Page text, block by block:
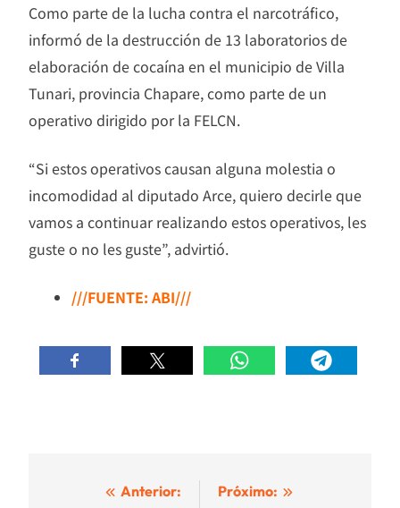
Como parte de la lucha contra el narcotráfico,
informó de la destrucción de 13 laboratorios de
elaboración de cocaína en el municipio de Villa
Tunari, provincia Chapare, como parte de un
operativo dirigido por la FELCN.
“Si estos operativos causan alguna molestia o
incomodidad al diputado Arce, quiero decirle que
vamos a continuar realizando estos operativos, les
guste o no les guste”, advirtió.
///FUENTE: ABI///
Navegación
Anterior: Próximo: